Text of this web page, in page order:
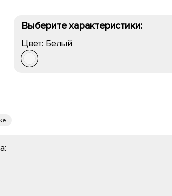
Выберите характеристики:
Цвет: Белый